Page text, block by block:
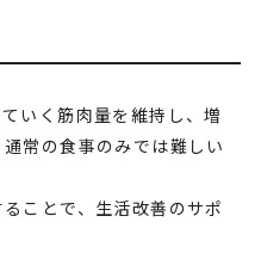
いく筋肉量を維持し、増
常の食事のみでは難しい
ことで、生活改善のサポ